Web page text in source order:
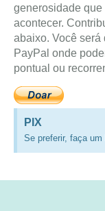
generosidade
acontecer.
abaixo. Você será
PayPal onde
pontual ou
PIX
Se preferir, faça